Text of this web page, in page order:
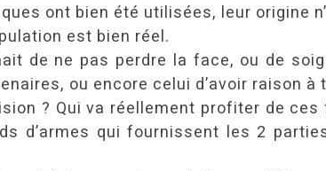
ont bien été utilisées, leur origine
est bien réel.
de ne pas perdre la face, ou de
ou encore celui d’avoir raison à
? Qui va réellement profiter de ces
d’armes qui fournissent les 2